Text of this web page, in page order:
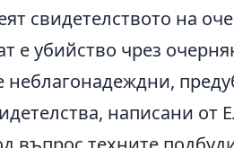
свидетелството на
е убийство чрез
неблагонадеждни,
написани от